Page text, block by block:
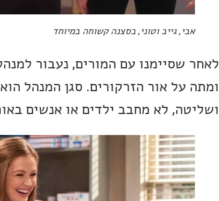
אבי, גייב וטוני, בסצנה קשוחה במיוחד
לאחר שסיימנו עם המורים, נעבור
ומתה על אור הזרקורים. סגן המנהל
ושליטה, לא מחבב ילדים או אנשים